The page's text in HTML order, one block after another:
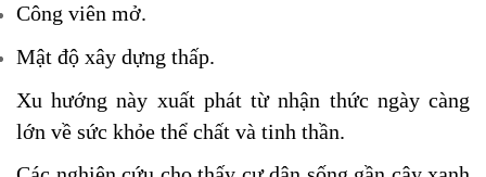
Công viên mở.
Mật độ xây dựng thấp.
Xu hướng này xuất phát từ nhận thức ngày càng
lớn về sức khỏe thể chất và tinh thần.